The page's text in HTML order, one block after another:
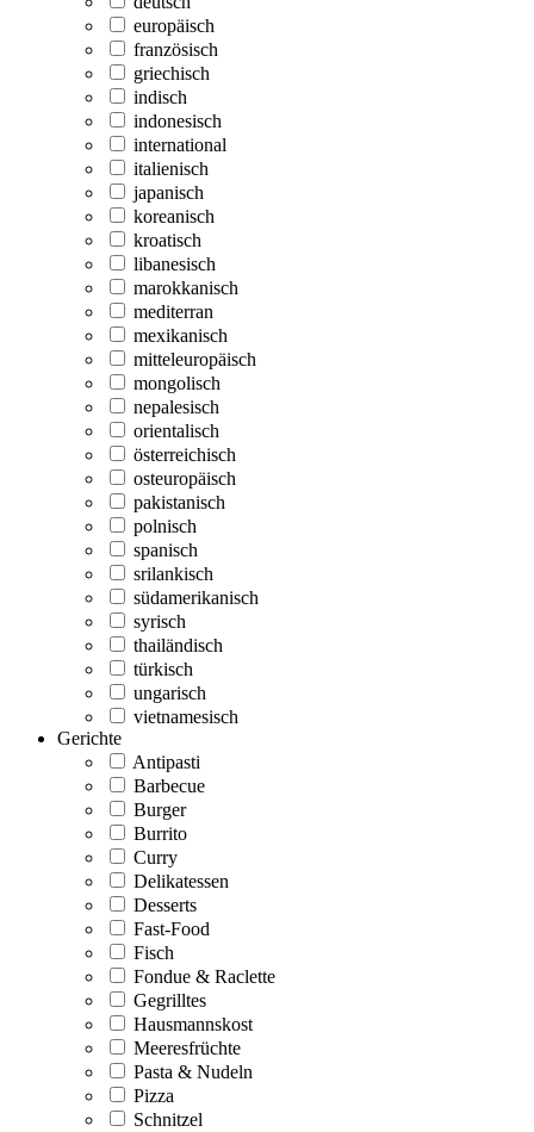
europäisch
französisch
griechisch
indisch
indonesisch
international
italienisch
japanisch
koreanisch
kroatisch
libanesisch
marokkanisch
mediterran
mexikanisch
mitteleuropäisch
mongolisch
nepalesisch
orientalisch
österreichisch
osteuropäisch
pakistanisch
polnisch
spanisch
srilankisch
südamerikanisch
syrisch
thailändisch
türkisch
ungarisch
vietnamesisch
Gerichte
Antipasti
Barbecue
Burger
Burrito
Curry
Delikatessen
Desserts
Fast-Food
Fisch
Fondue & Raclette
Gegrilltes
Hausmannskost
Meeresfrüchte
Pasta & Nudeln
Pizza
Schnitzel